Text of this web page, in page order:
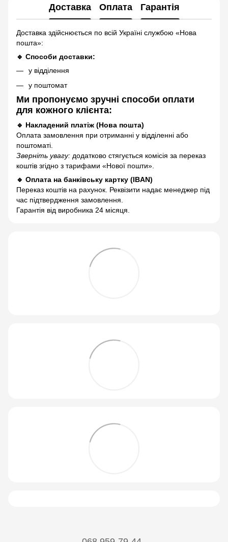
Доставка Оплата Гарантія
Доставка здійснюється по всій Україні службою «Нова
пошта»:
🔹 Способи доставки:
у відділення
у поштомат
Ми пропонуємо зручні способи оплати
для кожного клієнта:
🔹 Накладений платіж (Нова пошта)
Оплата замовлення при отриманні у відділенні або
поштоматі.
Зверніть увагу: додатково стягується комісія за переказ
коштів згідно з тарифами «Нової пошти».
🔹 Оплата на банківську картку (IBAN)
Переказ коштів на рахунок. Реквізити надає менеджер під
час підтвердження замовлення.
Гарантія від виробника 24 місяця.